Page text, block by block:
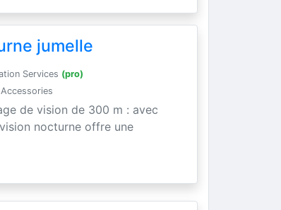
jumelle
Services (pro)
de vision de 300 m : avec
nocturne offre une